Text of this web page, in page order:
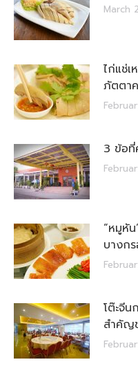
March
ไก่แช่เ
ภัตตาค
3 ข้อที่
“หมูหั
บางก
โต๊ะจี
สำคัญ